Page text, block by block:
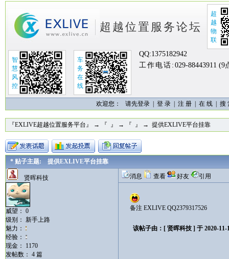
超越位置服务论坛
超
越
物
联
智
慧
风
控
车
务
在
线
QQ:1375182942
工作电话: 029-88443911 (9
欢迎您： 请先登录 | 登 录 注 册 在 线 搜
『EXLIVE超越位置服务平台』 → 『 』 → 『 』 → 提供EXLIVE平台挂靠
* 贴子主题: 提供EXLIVE平台挂靠
贤晖科技
威望： 0
级别： 新手上路
魅力：
经验：
现金： 1170
发帖数： 4 篇
消息 查看 好友 引用
备注 EXLIVE QQ2379317526
该帖子由：[ 贤晖科技 ] 于 2020-11-